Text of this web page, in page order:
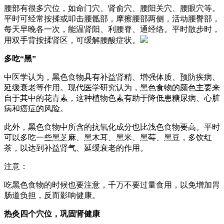
腰部有很多穴位，如命门穴、肾俞穴、腰阳关穴、腰眼穴等。
平时可经常按揉或叩击腰骶部，摩擦腰部两侧，活动腰臀部，
每天早晚各一次，能温肾阳、利腰脊、通经络。平时散步时，
用双手背按揉肾区，可缓解腰酸症状。
多吃“黑”
中医学认为，黑色食物具有补益肾精、增强体质、预防疾病、
延缓衰老等作用。现代医学研究认为，黑色食物的颜色主要来
自于其中的花青素，这种植物色素有助于降低患糖尿病、心脏
病和癌症的风险。
此外，黑色食物中所含的抗氧化成分也比浅色食物要高。平时
可以多吃一些黑芝麻、黑木耳、黑米、黑莓、黑豆，多饮红
茶，以达到补益肾气、延缓衰老的作用。
注意：
吃黑色食物的时候也要注意，千万不要过量食用，以免增加胃
肠道负担，反而影响健康。
热灸四个穴位，巩固肾健康